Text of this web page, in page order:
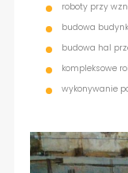
roboty przy
budowa
budowa hal
kompleksowe
wykonywanie